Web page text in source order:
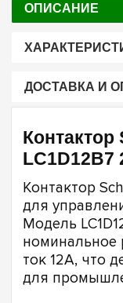
ОПИСАНИЕ
ДОСТАВКА И
LC1D12B7
Контактор
для
Модель
номинальное
ток 12A, что
для